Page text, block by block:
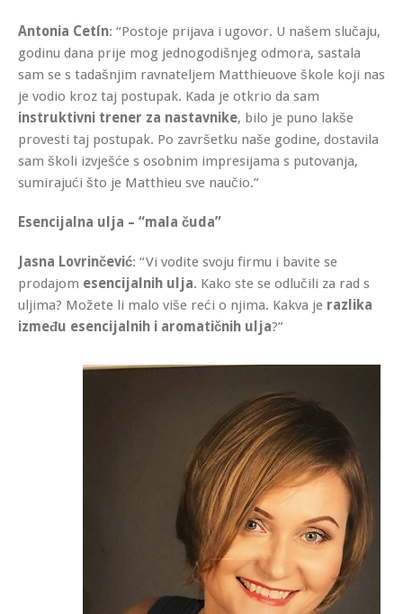
Antonia Cetín: “Postoje prijava i ugovor. U našem slučaju,
godinu dana prije mog jednogodišnjeg odmora, sastala
sam se s tadašnjim ravnateljem Matthieuove škole koji nas
je vodio kroz taj postupak. Kada je otkrio da sam
instruktivni trener za nastavnike, bilo je puno lakše
provesti taj postupak. Po završetku naše godine, dostavila
sam školi izvješće s osobnim impresijama s putovanja,
sumirajući što je Matthieu sve naučio.”
Esencijalna ulja – “mala čuda”
Jasna Lovrinčević: “Vi vodite svoju firmu i bavite se
prodajom esencijalnih ulja. Kako ste se odlučili za rad s
uljima? Možete li malo više reći o njima. Kakva je razlika
između esencijalnih i aromatičnih ulja?”